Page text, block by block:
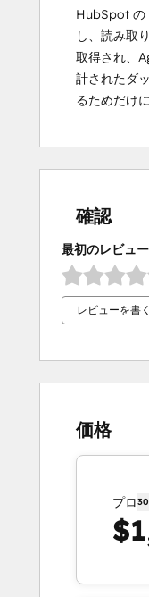
HubSpot の
し、読み取
取得され、
計されたダ
るためだけ
確認
最初のレビュ
レビューを書く
価格
プロ